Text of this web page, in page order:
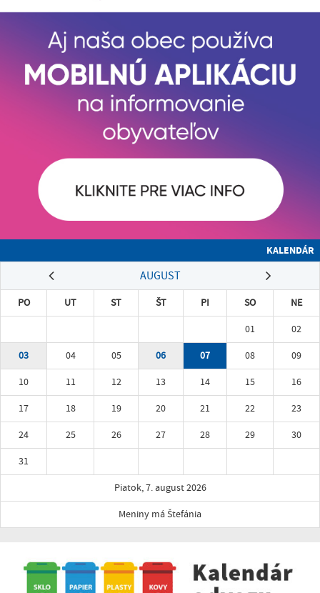
KALENDÁR
AUGUST
PO UT ST ŠT PI SO
NE
01
02
03
04 05 06 07 08
09
10
11 12 13 14 15
16
17
18 19 20 21 22
23
24
25 26 27 28 29
30
31
Piatok, 7. august 2026
Meniny má Štefánia